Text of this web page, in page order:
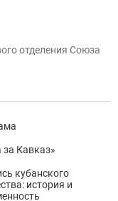
отделения Союза
за Кавказ»
кубанского
история и